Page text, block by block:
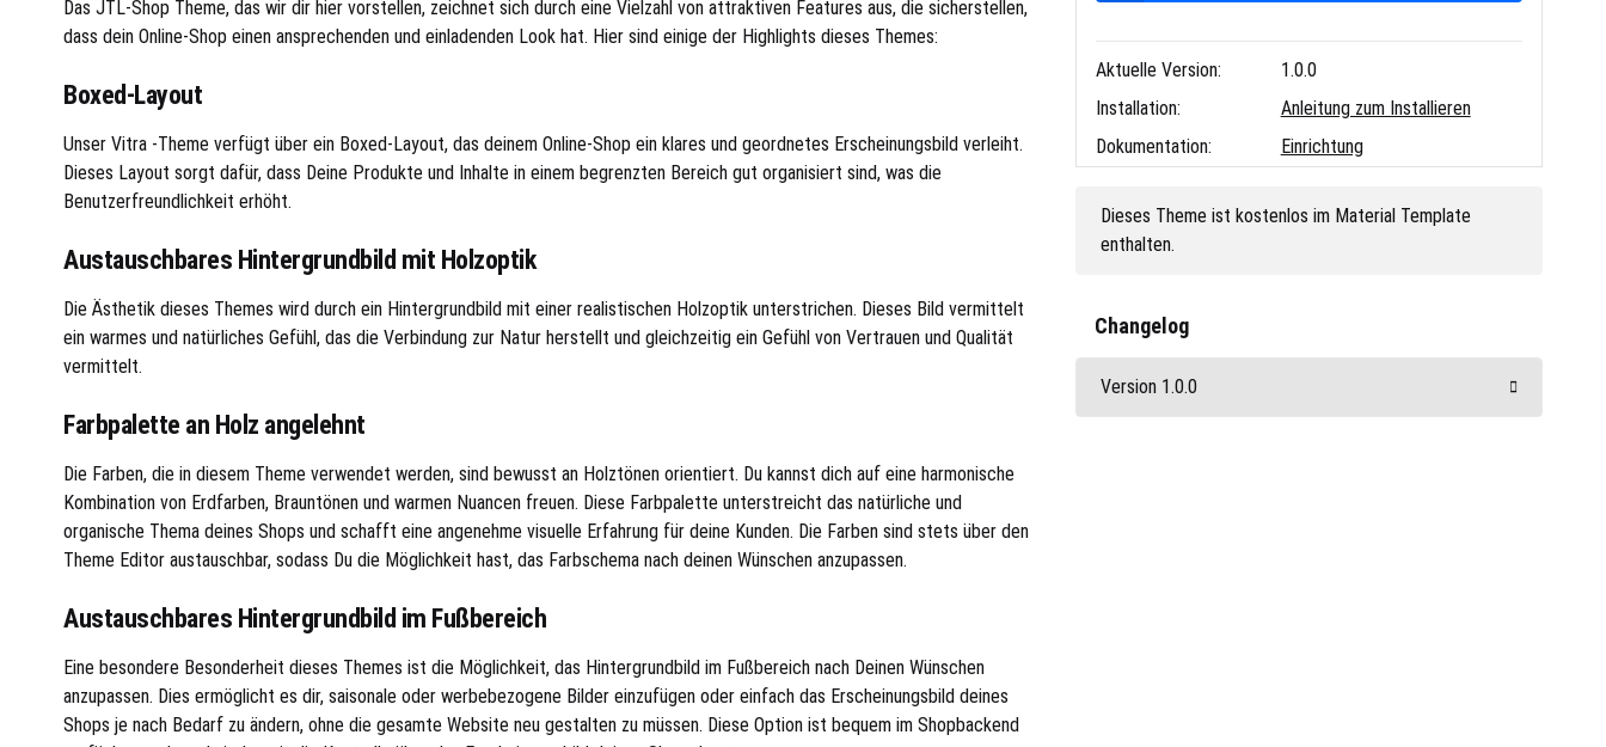
Das JTL-Shop Theme, das wir dir hier vorstellen, zeichnet sich durch eine Vielzahl von attraktiven Features aus, die sicherstellen,
dass dein Online-Shop einen ansprechenden und einladenden Look hat. Hier sind einige der Highlights dieses Themes:
Boxed-Layout
Unser Vitra -Theme verfügt über ein Boxed-Layout, das deinem Online-Shop ein klares und geordnetes Erscheinungsbild verleiht.
Dieses Layout sorgt dafür, dass Deine Produkte und Inhalte in einem begrenzten Bereich gut organisiert sind, was die
Benutzerfreundlichkeit erhöht.
Austauschbares Hintergrundbild mit Holzoptik
Die Ästhetik dieses Themes wird durch ein Hintergrundbild mit einer realistischen Holzoptik unterstrichen. Dieses Bild vermittelt
ein warmes und natürliches Gefühl, das die Verbindung zur Natur herstellt und gleichzeitig ein Gefühl von Vertrauen und Qualität
vermittelt.
Farbpalette an Holz angelehnt
Die Farben, die in diesem Theme verwendet werden, sind bewusst an Holztönen orientiert. Du kannst dich auf eine harmonische
Kombination von Erdfarben, Brauntönen und warmen Nuancen freuen. Diese Farbpalette unterstreicht das natürliche und
organische Thema deines Shops und schafft eine angenehme visuelle Erfahrung für deine Kunden. Die Farben sind stets über den
Theme Editor austauschbar, sodass Du die Möglichkeit hast, das Farbschema nach deinen Wünschen anzupassen.
Austauschbares Hintergrundbild im Fußbereich
Eine besondere Besonderheit dieses Themes ist die Möglichkeit, das Hintergrundbild im Fußbereich nach Deinen Wünschen
anzupassen. Dies ermöglicht es dir, saisonale oder werbebezogene Bilder einzufügen oder einfach das Erscheinungsbild deines
Shops je nach Bedarf zu ändern, ohne die gesamte Website neu gestalten zu müssen. Diese Option ist bequem im Shopbackend
Aktuelle Version:
1.0.0
Installation:
Anleitung zum Installieren
Dokumentation:
Einrichtung
Dieses Theme ist kostenlos im Material Template
enthalten.
Changelog
Version 1.0.0